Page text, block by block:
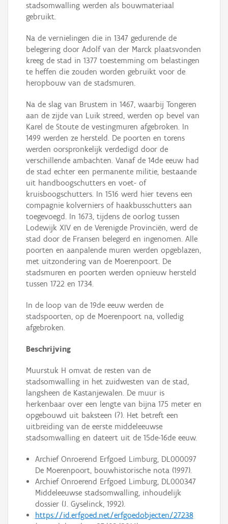
stadsomwalling werden als bouwmateriaal
gebruikt.
Na de vernielingen die in 1347 gedurende de
belegering door Adolf van der Marck plaatsvonden
kreeg de stad in 1377 toestemming om belastingen
te heffen die zouden worden gebruikt voor de
heropbouw van de stadsmuren.
Na de slag van Brustem in 1467, waarbij Tongeren
aan de zijde van Luik streed, werden op bevel van
Karel de Stoute de vestingmuren afgebroken. In
1499 werden ze hersteld. De poorten en torens
werden oorspronkelijk verdedigd door de
verschillende ambachten. Vanaf de 14de eeuw had
de stad echter een permanente militie, bestaande
uit handboogschutters en voet- of
kruisboogschutters. In 1516 werd hier tevens een
compagnie kolverniers of haakbusschutters aan
toegevoegd. In 1673, tijdens de oorlog tussen
Lodewijk XIV en de Verenigde Provinciën, werd de
stad door de Fransen belegerd en ingenomen. Alle
poorten en aanpalende muren werden opgeblazen,
met uitzondering van de Moerenpoort. De
stadsmuren en poorten werden opnieuw hersteld
tussen 1722 en 1734.
In de loop van de 19de eeuw werden de
stadspoorten, op de Moerenpoort na, volledig
afgebroken.
Beschrijving
Muurstuk H omvat de resten van de
stadsomwalling in het zuidwesten van de stad,
langsheen de Kastanjewalen. De muur is
herkenbaar over een lengte van bijna 175 meter en
opgebouwd uit baksteen (?). Het betreft een
uitbreiding van de eerste middeleeuwse
stadsomwalling en dateert uit de 15de-16de eeuw.
Archief Onroerend Erfgoed Limburg, DL000097
De Moerenpoort, bouwhistorische nota (1997).
Archief Onroerend Erfgoed Limburg, DL000347
Middeleeuwse stadsomwalling, inhoudelijk
dossier (J. Gyselinck, 1992).
https://id.erfgoed.net/erfgoedobjecten/27238